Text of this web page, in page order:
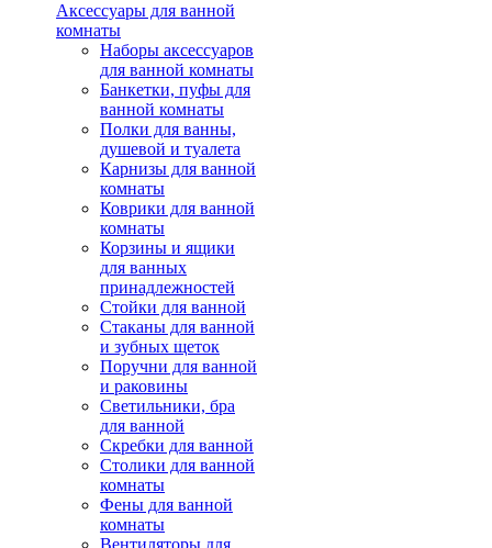
Аксессуары для ванной
комнаты
Наборы аксессуаров
для ванной комнаты
Банкетки, пуфы для
ванной комнаты
Полки для ванны,
душевой и туалета
Карнизы для ванной
комнаты
Коврики для ванной
комнаты
Корзины и ящики
для ванных
принадлежностей
Стойки для ванной
Стаканы для ванной
и зубных щеток
Поручни для ванной
и раковины
Светильники, бра
для ванной
Скребки для ванной
Столики для ванной
комнаты
Фены для ванной
комнаты
Вентиляторы для